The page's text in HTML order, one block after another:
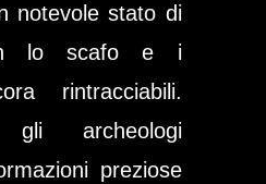
notevole stato di
lo scafo e i
rintracciabili.
gli archeologi
preziose